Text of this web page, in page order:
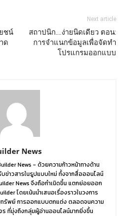
ชน์
ด
Next article
สถาปนิก….ง่ายนิดเดียว ตอน:
การจำแนกข้อมูลเพื่อจัดทำ
โปรแกรมออกแบบ
News
News - ด้วยความก้าวหน้าทางด้าน
ข่าวสารในรูปแบบใหม่ ทั้งจากสื่อออนไลน์
News จึงถือกำเนิดขึ้น แตกย่อยออก
โดยเน้นนำเสนอเรื่องราวในวงการ
รัพย์ การออกแบบตกแต่ง ตลอดจนความ
ที่มุ่งถึงกลุ่มผู้อ่านออนไลน์มากยิ่งขึ้น